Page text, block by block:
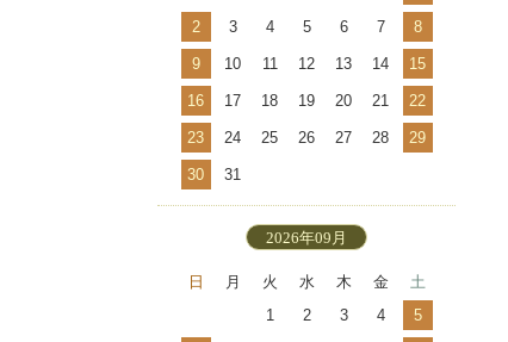
2 3 4 5 6 7 8
9 10 11 12 13 14 15
16 17 18 19 20 21 22
23 24 25 26 27 28 29
30 31
2026年09月
日 月 火 水 木 金
土
1
2 3 4 5